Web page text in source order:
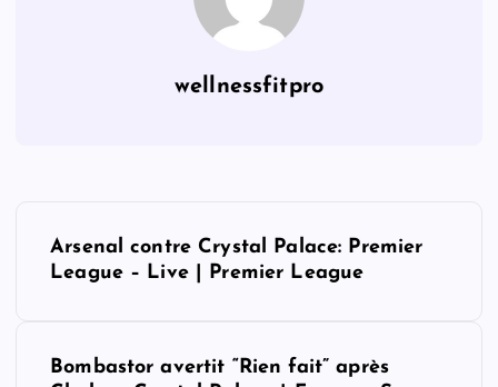
wellnessfitpro
Arsenal contre Crystal Palace: Premier
League – Live | Premier League
Bombastor avertit “Rien fait” après